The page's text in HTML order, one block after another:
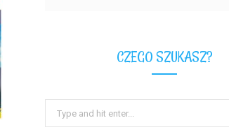
CZEGO SZUKASZ?
for: